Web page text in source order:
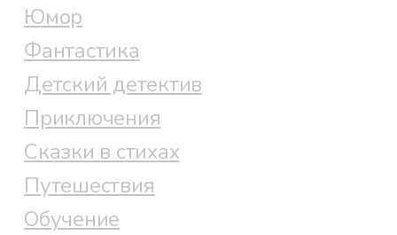
Юмор
Фантастика
Детский детектив
Приключения
Сказки в стихах
Путешествия
Обучение